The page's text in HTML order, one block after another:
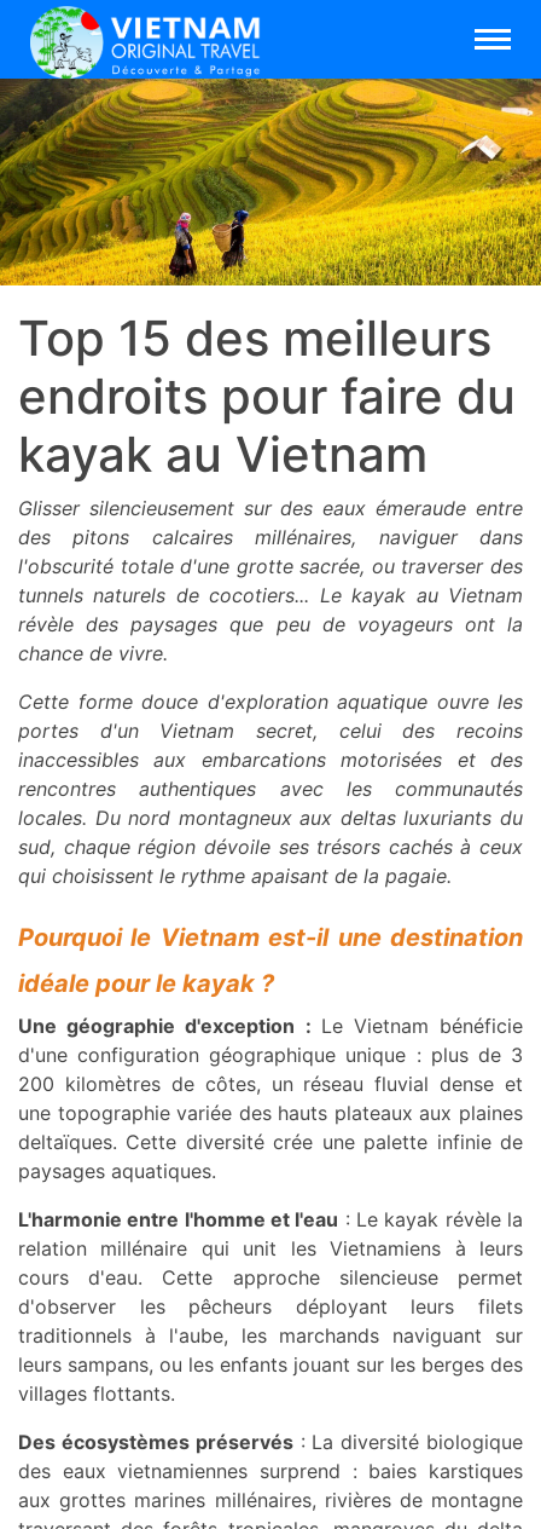
Top 15 des meilleurs
endroits pour faire du
kayak au Vietnam
Glisser silencieusement sur des eaux émeraude entre
des pitons calcaires millénaires, naviguer dans
l'obscurité totale d'une grotte sacrée, ou traverser des
tunnels naturels de cocotiers... Le kayak au Vietnam
révèle des paysages que peu de voyageurs ont la
chance de vivre.
Cette forme douce d'exploration aquatique ouvre les
portes d'un Vietnam secret, celui des recoins
inaccessibles aux embarcations motorisées et des
rencontres authentiques avec les communautés
locales. Du nord montagneux aux deltas luxuriants du
sud, chaque région dévoile ses trésors cachés à ceux
qui choisissent le rythme apaisant de la pagaie.
Pourquoi le Vietnam est-il une destination
idéale pour le kayak ?
Une géographie d'exception : Le Vietnam bénéficie
d'une configuration géographique unique : plus de 3
200 kilomètres de côtes, un réseau fluvial dense et
une topographie variée des hauts plateaux aux plaines
deltaïques. Cette diversité crée une palette infinie de
paysages aquatiques.
L'harmonie entre l'homme et l'eau : Le kayak révèle la
relation millénaire qui unit les Vietnamiens à leurs
cours d'eau. Cette approche silencieuse permet
d'observer les pêcheurs déployant leurs filets
traditionnels à l'aube, les marchands naviguant sur
leurs sampans, ou les enfants jouant sur les berges des
villages flottants.
Des écosystèmes préservés: La diversité biologique
des eaux vietnamiennes surprend : baies karstiques
aux grottes marines millénaires, rivières de montagne